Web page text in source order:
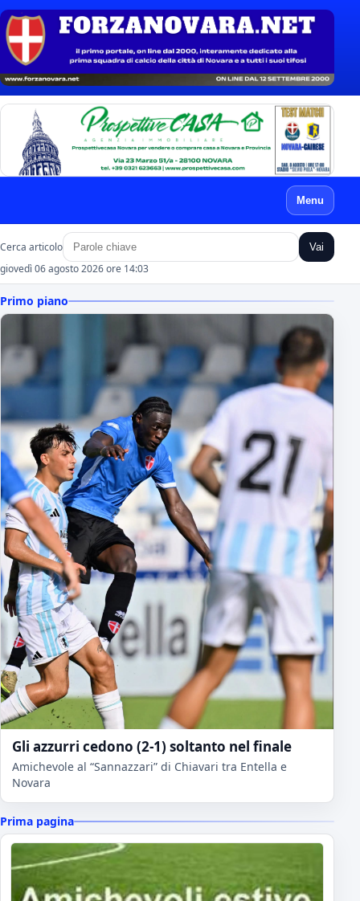
Menu
Cerca articolo Vai
giovedì 06 agosto 2026 ore 14:03
Primo piano
Gli azzurri cedono (2-1) soltanto nel finale
Amichevole al “Sannazzari” di Chiavari tra Entella e
Novara
Prima pagina